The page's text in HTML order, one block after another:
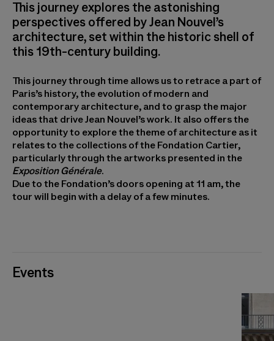
This journey explores the astonishing
perspectives offered by Jean Nouvel’s
architecture, set within the historic shell of
this 19th-century building.
This journey through time allows us to retrace a part of
Paris’s history, the evolution of modern and
contemporary architecture, and to grasp the major
ideas that drive Jean Nouvel’s work. It also offers the
opportunity to explore the theme of architecture as it
relates to the collections of the Fondation Cartier,
particularly through the artworks presented in the
Exposition Générale.
Due to the Fondation’s doors opening at 11 am, the
tour will begin with a delay of a few minutes.
Events